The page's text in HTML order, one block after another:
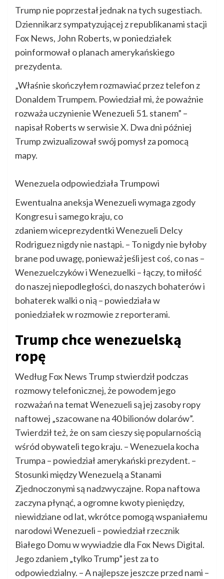
Trump nie poprzestał jednak na tych sugestiach.
Dziennikarz sympatyzującej z republikanami stacji
Fox News, John Roberts, w poniedziałek
poinformował o planach amerykańskiego
prezydenta.
„Właśnie skończyłem rozmawiać przez telefon z
Donaldem Trumpem. Powiedział mi, że poważnie
rozważa uczynienie Wenezueli 51. stanem” –
napisał Roberts w serwisie X. Dwa dni później
Trump zwizualizował swój pomysł za pomocą
mapy.
Wenezuela odpowiedziała Trumpowi
Ewentualna aneksja Wenezueli wymaga zgody
Kongresu i samego kraju, co
zdaniem wiceprezydentki Wenezueli Delcy
Rodriguez nigdy nie nastąpi. – To nigdy nie byłoby
brane pod uwagę, ponieważ jeśli jest coś, co nas –
Wenezuelczyków i Wenezuelki – łączy, to miłość
do naszej niepodległości, do naszych bohaterów i
bohaterek walki o nią – powiedziała w
poniedziałek w rozmowie z reporterami.
Trump chce wenezuelską
ropę
Według Fox News Trump stwierdził podczas
rozmowy telefonicznej, że powodem jego
rozważań na temat Wenezueli są jej zasoby ropy
naftowej „szacowane na 40 bilionów dolarów”.
Twierdził też, że on sam cieszy się popularnością
wśród obywateli tego kraju. – Wenezuela kocha
Trumpa – powiedział amerykański prezydent. –
Stosunki między Wenezuelą a Stanami
Zjednoczonymi są nadzwyczajne. Ropa naftowa
zaczyna płynąć, a ogromne kwoty pieniędzy,
niewidziane od lat, wkrótce pomogą wspaniałemu
narodowi Wenezueli – powiedział rzecznik
Białego Domu w wywiadzie dla Fox News Digital.
Jego zdaniem „tylko Trump” jest za to
odpowiedzialny. – A najlepsze jeszcze przed nami –